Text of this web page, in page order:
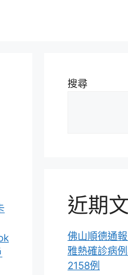
搜尋
近期
佛山順德通
雅熱確診病
2158例